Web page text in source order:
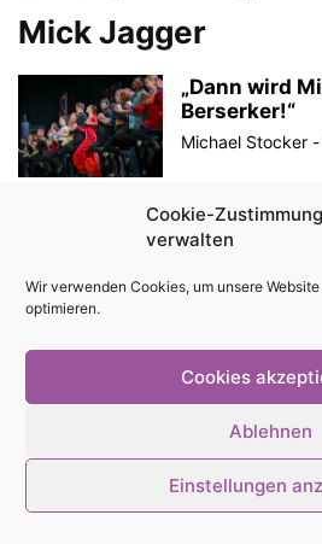
Cookie-Zustimmung
verwalten
Wir verwenden Cookies, um unsere
optimieren.
Cookies
Ablehnen
Einstellungen
Mick Jagger
„Dann wird
Berserker!“
Michael Stocker -
© Stadtmagazin